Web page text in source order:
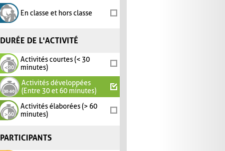
En classe et hors classe
DURÉE DE L'ACTIVITÉ
Activités courtes (< 30
minutes)
Activités développées
(Entre 30 et 60 minutes)
Activités élaborées (> 60
minutes)
PARTICIPANTS